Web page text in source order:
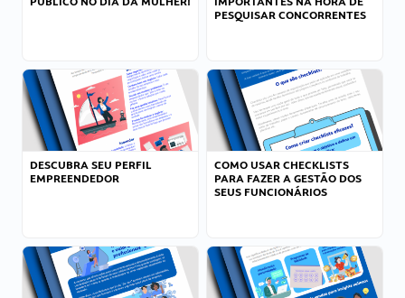
PESQUISAR CONCORRENTES
DESCUBRA SEU PERFIL
EMPREENDEDOR
COMO USAR CHECKLISTS
PARA FAZER A GESTÃO DOS
SEUS FUNCIONÁRIOS